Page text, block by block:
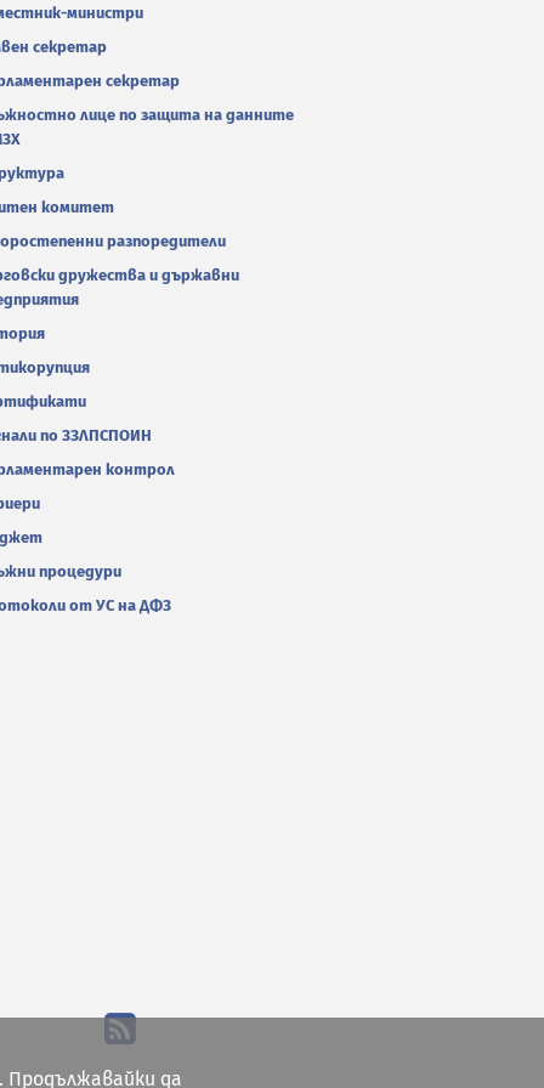
министри
секретар
секретар
лице по защита на данните
комитет
разпоредители
дружества и държавни
по ЗЗЛПСПОИН
контрол
процедури
от УС на ДФЗ
Продължавайки да